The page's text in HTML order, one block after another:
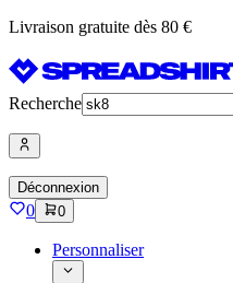
Livraison gratuite dès 80 €
Recherche
Déconnexion
0 0
Personnaliser